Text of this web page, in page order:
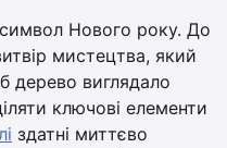
Нового року. До
мистецтва, який
дерево виглядало
ключові елементи
здатні миттєво